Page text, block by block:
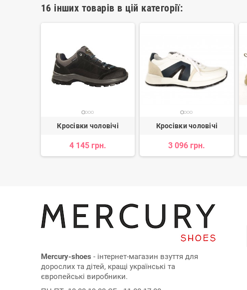
16 інших товарів в цій категорії:
Кросівки чоловічі
4 145 грн.
Кросівки чоловічі
3 096 грн.
Mercury-shoes - інтернет-магазин взуття для
дорослих та дітей, кращі українські та
європейські виробники.